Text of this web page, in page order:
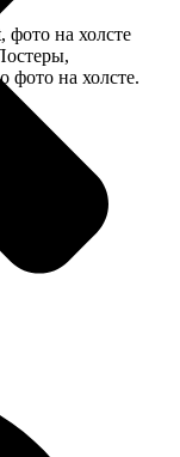
фото на холсте
на холсте.